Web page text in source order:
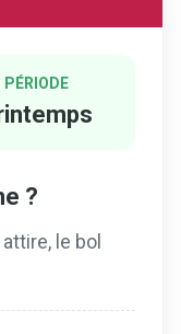
PÉRIODE
?
le bol